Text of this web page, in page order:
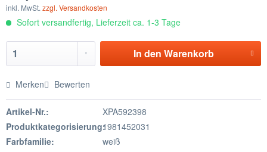
inkl. MwSt. zzgl. Versandkosten
Sofort versandfertig, Lieferzeit ca. 1-3 Tage
In den Warenkorb
Merken Bewerten
Artikel-Nr.:
XPA592398
Produktkategorisierung:1981452031
Farbfamilie:
weiß